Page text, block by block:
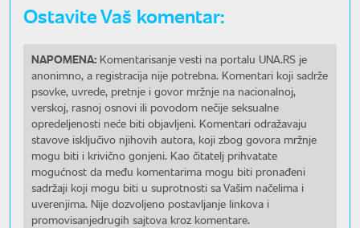
Ostavite Vaš komentar:
NAPOMENA: Komentarisanje vesti na portalu UNA.RS je
anonimno, a registracija nije potrebna. Komentari koji sadrže
psovke, uvrede, pretnje i govor mržnje na nacionalnoj,
verskoj, rasnoj osnovi ili povodom nečije seksualne
opredeljenosti neće biti objavljeni. Komentari odražavaju
stavove isključivo njihovih autora, koji zbog govora mržnje
mogu biti i krivično gonjeni. Kao čitatelj prihvatate
mogućnost da među komentarima mogu biti pronađeni
sadržaji koji mogu biti u suprotnosti sa Vašim načelima i
uverenjima. Nije dozvoljeno postavljanje linkova i
promovisanjedrugih sajtova kroz komentare.